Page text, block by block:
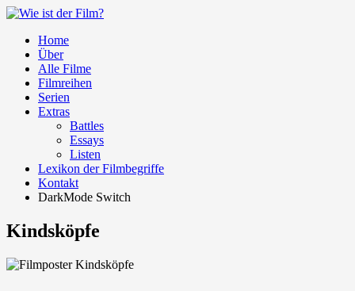
Home
Über
Alle Filme
Filmreihen
Serien
Extras
Battles
Essays
Listen
Lexikon der Filmbegriffe
Kontakt
DarkMode Switch
Kindsköpfe